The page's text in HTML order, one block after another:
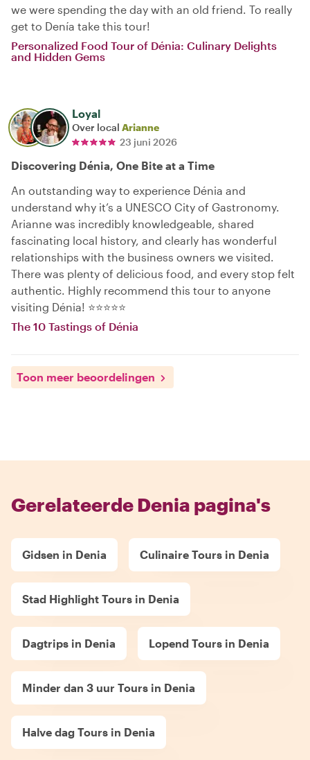
we were spending the day with an old friend. To really
get to Denía take this tour!
Personalized Food Tour of Dénia: Culinary Delights
and Hidden Gems
Loyal
Over local Arianne
23 juni 2026
Discovering Dénia, One Bite at a Time
An outstanding way to experience Dénia and
understand why it’s a UNESCO City of Gastronomy.
Arianne was incredibly knowledgeable, shared
fascinating local history, and clearly has wonderful
relationships with the business owners we visited.
There was plenty of delicious food, and every stop felt
authentic. Highly recommend this tour to anyone
visiting Dénia! ⭐⭐⭐⭐⭐
The 10 Tastings of Dénia
Toon meer beoordelingen
Gerelateerde Denia pagina's
Gidsen in Denia Culinaire Tours in Denia
Stad Highlight Tours in Denia
Dagtrips in Denia Lopend Tours in Denia
Minder dan 3 uur Tours in Denia
Halve dag Tours in Denia